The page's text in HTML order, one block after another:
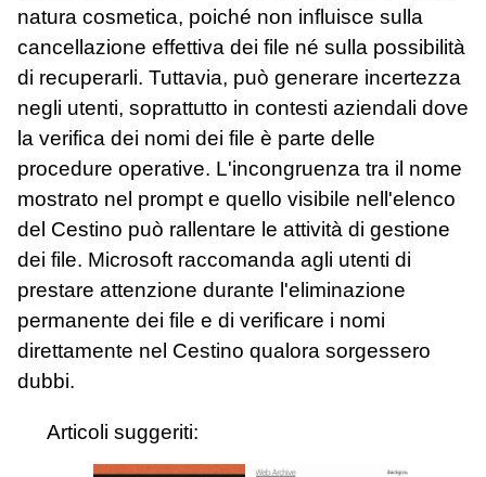
natura cosmetica, poiché non influisce sulla
cancellazione effettiva dei file né sulla possibilità
di recuperarli. Tuttavia, può generare incertezza
negli utenti, soprattutto in contesti aziendali dove
la verifica dei nomi dei file è parte delle
procedure operative. L'incongruenza tra il nome
mostrato nel prompt e quello visibile nell'elenco
del Cestino può rallentare le attività di gestione
dei file. Microsoft raccomanda agli utenti di
prestare attenzione durante l'eliminazione
permanente dei file e di verificare i nomi
direttamente nel Cestino qualora sorgessero
dubbi.
Articoli suggeriti: